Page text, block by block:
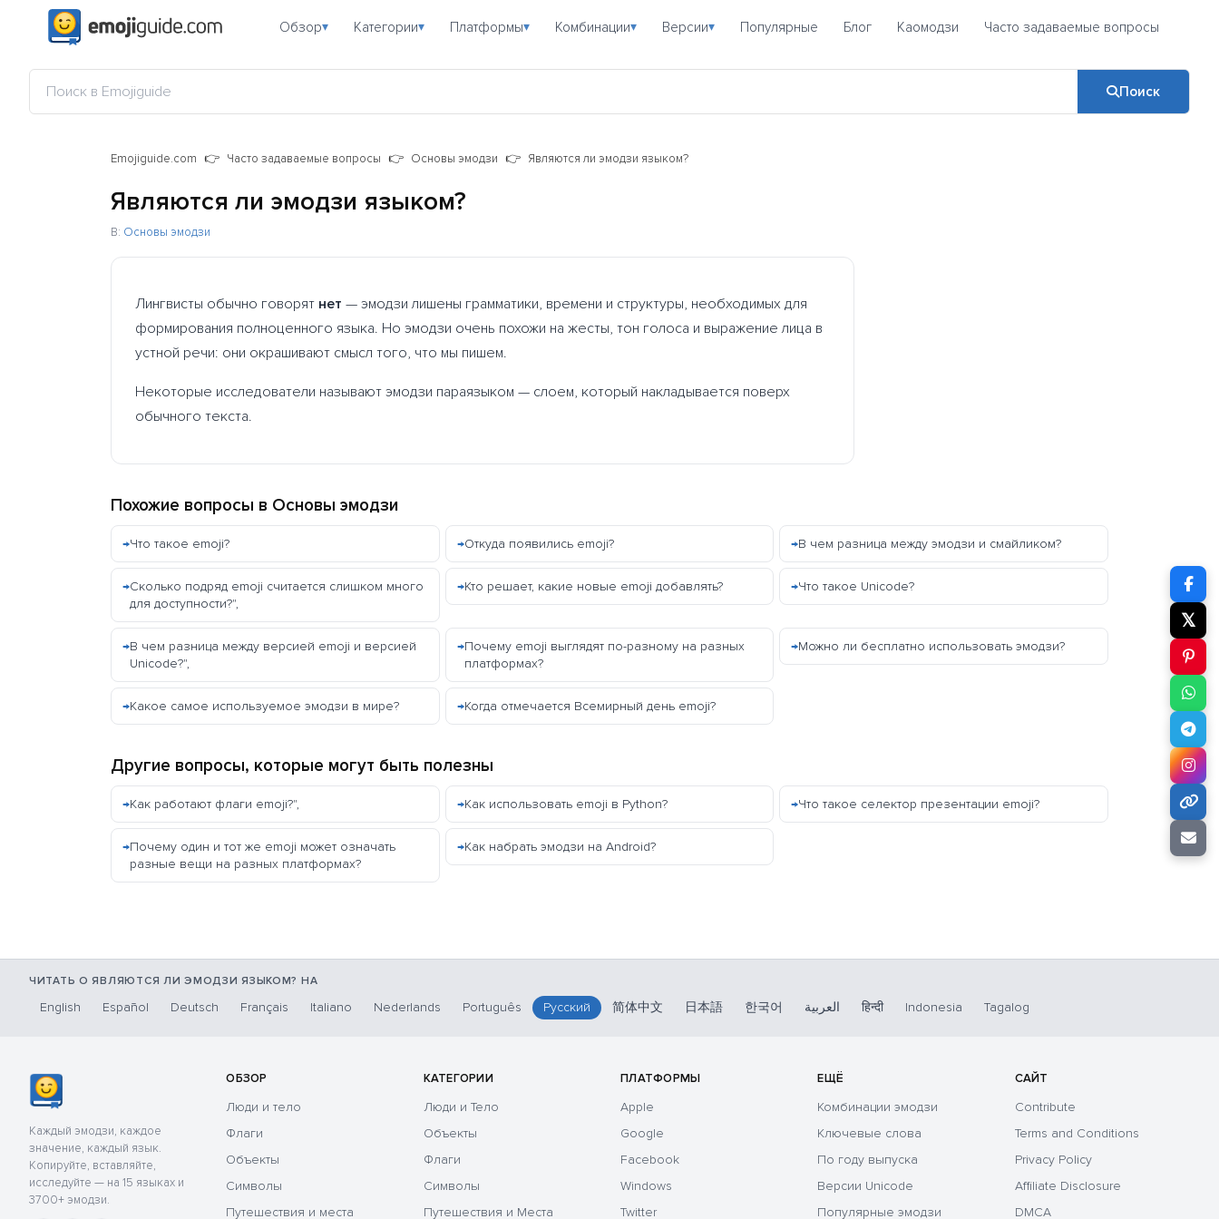
Обзор▾ Категории▾ Платформы▾ Комбинации▾ Версии▾ Популярные Блог Каомодзи Часто задаваемые вопросы
Поиск
Emojiguide.com Часто задаваемые вопросы Основы эмодзи Являются ли эмодзи языком?
Являются ли эмодзи языком?
В: Основы эмодзи
Лингвисты обычно говорят нет — эмодзи лишены грамматики, времени и структуры, необходимых для
формирования полноценного языка. Но эмодзи очень похожи на жесты, тон голоса и выражение лица в
устной речи: они окрашивают смысл того, что мы пишем.
Некоторые исследователи называют эмодзи параязыком — слоем, который накладывается поверх
обычного текста.
Похожие вопросы в Основы эмодзи
Что такое emoji? Откуда появились emoji? В чем разница между эмодзи и смайликом?
Сколько подряд emoji считается слишком много
для доступности?",
Кто решает, какие новые emoji добавлять? Что такое Unicode?
В чем разница между версией emoji и версией
Unicode?",
Почему emoji выглядят по-разному на разных
платформах?
Можно ли бесплатно использовать эмодзи?
Какое самое используемое эмодзи в мире? Когда отмечается Всемирный день emoji?
Другие вопросы, которые могут быть полезны
Как работают флаги emoji?", Как использовать emoji в Python? Что такое селектор презентации emoji?
Почему один и тот же emoji может означать
разные вещи на разных платформах?
Как набрать эмодзи на Android?
𝕏
ЧИТАТЬ О ЯВЛЯЮТСЯ ЛИ ЭМОДЗИ ЯЗЫКОМ? НА
English Español Deutsch Français Italiano Nederlands Português Русский 简体中文 日本語 한국어 العربية हिन्दी Indonesia Tagalog
Каждый эмодзи, каждое
значение, каждый язык.
Копируйте, вставляйте,
исследуйте — на 15 языках и
3700+ эмодзи.
ОБЗОР
Люди и тело
Флаги
Объекты
Символы
Путешествия и места
КАТЕГОРИИ
Люди и Тело
Объекты
Флаги
Символы
Путешествия и Места
ПЛАТФОРМЫ
Apple
Google
Facebook
Windows
Twitter
ЕЩЁ
Комбинации эмодзи
Ключевые слова
По году выпуска
Версии Unicode
Популярные эмодзи
САЙТ
Contribute
Terms and Conditions
Privacy Policy
Affiliate Disclosure
DMCA